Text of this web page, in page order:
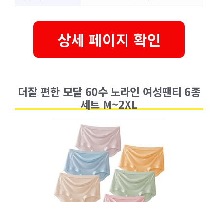
상세 페이지 확인
더잘 편한 모달 60수 노라인 여성팬티 6종
세트 M~2XL